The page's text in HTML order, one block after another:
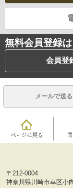
無料会員登録
会員登
メールで送る
ページに戻る
〒212-0004
神奈川県川崎市幸区小